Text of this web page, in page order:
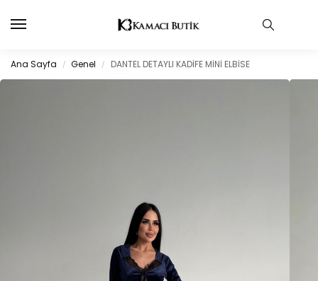
Ana Sayfa / Genel / DANTEL DETAYLI KADİFE MİNİ ELBİSE